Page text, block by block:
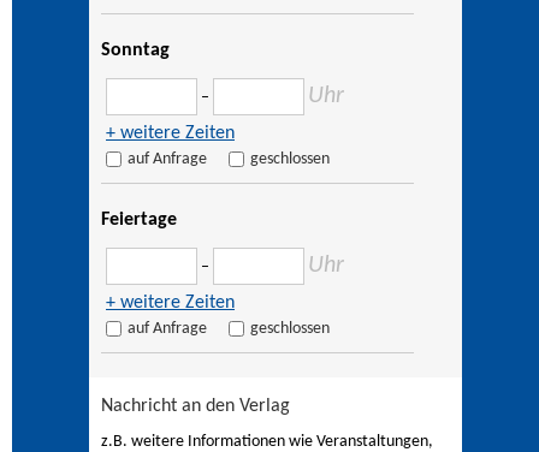
Sonntag
– Uhr
+ weitere Zeiten
auf Anfrage geschlossen
Feiertage
– Uhr
+ weitere Zeiten
auf Anfrage geschlossen
Nachricht an den Verlag
z.B. weitere Informationen wie Veranstaltungen,